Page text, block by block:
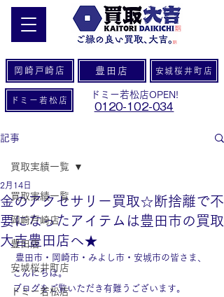
岡崎戸崎店 豊田店 安城桜井町店
ドミー若松店
ドミー若松店OPEN!
0120-102-034
記事
買取実績一覧
岡崎戸崎店
豊田店
安城桜井町店
ドミー若松店
買取実績一覧
金のアクセサリー買取☆断捨離で不
要になったアイテムは豊田市の買取
大吉豊田店へ★
2月14日
豊田市・岡崎市・みよし市・安城市の皆さま、
こんにちは。
ブログをご覧いただき有難うございます。